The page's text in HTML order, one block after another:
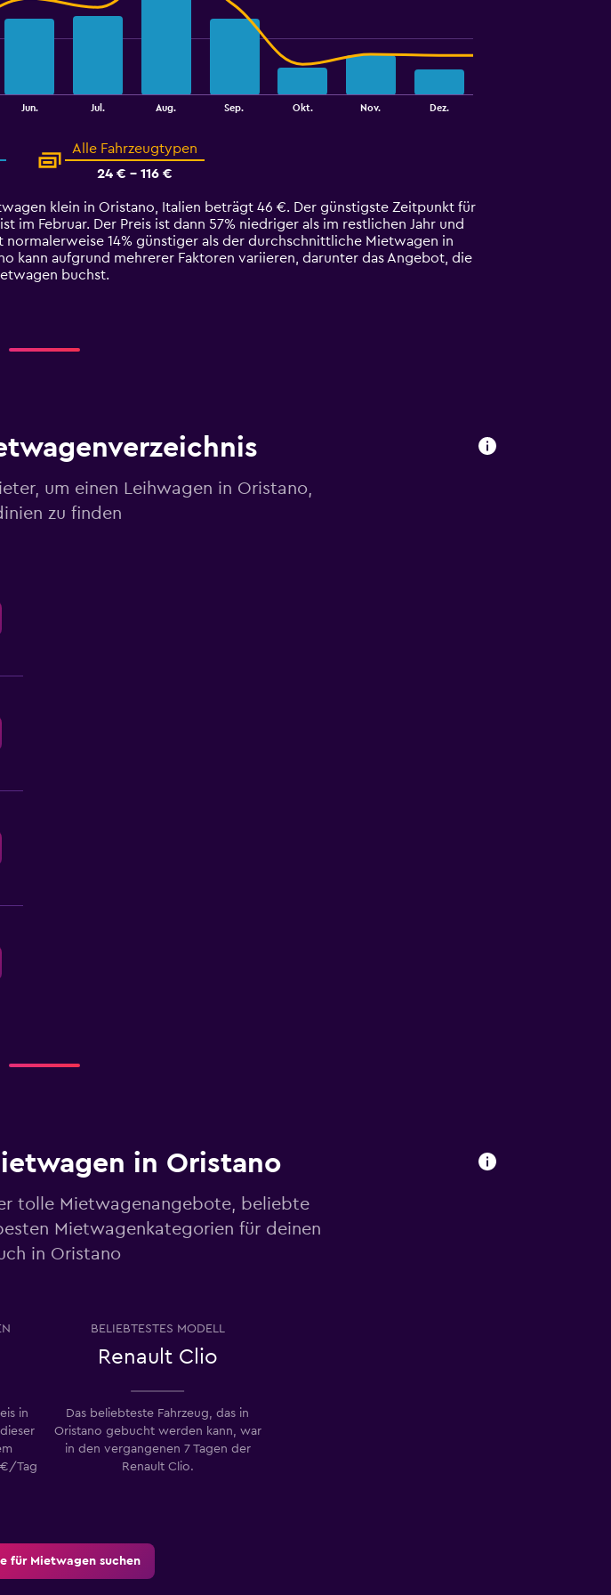
Jun. Jul. Aug. Sep. Okt. Nov. Dez.
Alle Fahrzeugtypen
24 € - 116 €
klein in Oristano, Italien beträgt 46 €. Der günstigste Zeitpunkt für
Februar. Der Preis ist dann 57% niedriger als im restlichen Jahr und
14% günstiger als der durchschnittliche Mietwagen in
kann aufgrund mehrerer Faktoren variieren, darunter das Angebot, die
buchst.
um einen Leihwagen in Oristano,
zu finden
in Oristano
tolle Mietwagenangebote, beliebte
Mietwagenkategorien für deinen
in Oristano
BELIEBTESTES MODELL
Renault Clio
in
€/Tag
Das beliebteste Fahrzeug, das in
Oristano gebucht werden kann, war
in den vergangenen 7 Tagen der
Renault Clio.
für Mietwagen suchen